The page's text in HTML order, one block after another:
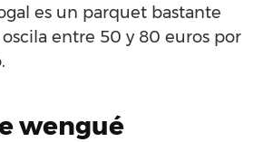
es un parquet bastante
oscila entre 50 y 80 euros por
wengué